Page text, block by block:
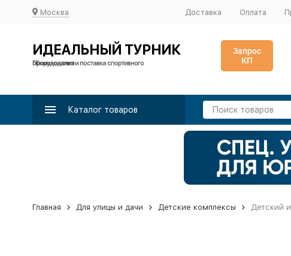
Москва Доставка Оплата
ИДЕАЛЬНЫЙ ТУРНИК
Производство и поставка спортивного оборудования
Запрос
КП
Каталог товаров
Главная Для улицы и дачи Детские комплексы Детский